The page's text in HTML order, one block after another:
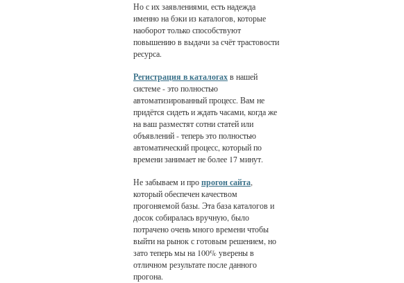
Но с их заявлениями, есть надежда
именно на бэки из каталогов, которые
наоборот только способствуют
повышению в выдачи за счёт трастовости
ресурса.
Регистрация в каталогахв нашей
системе - это полностью
автоматизированный процесс. Вам не
придётся сидеть и ждать часами, когда же
на ваш разместят сотни статей или
объявлений - теперь это полностью
автоматический процесс, который по
времени занимает не более 17 минут.
Не забываем и пропрогон сайта,
который обеспечен качеством
прогоняемой базы. Эта база каталогов и
досок собиралась вручную, было
потрачено очень много времени чтобы
выйти на рынок с готовым решением, но
зато теперь мы на 100% уверены в
отличном результате после данного
прогона.